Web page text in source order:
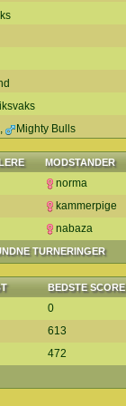
, Mighty Bulls
MODSTANDER
TURNERINGER
norma
kammerpige
nabaza
BEDSTE SCORE
0
613
472